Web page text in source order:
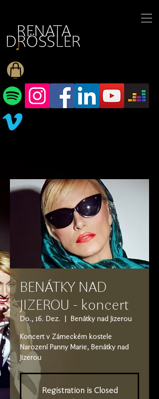
BENÁTKY NAD
JIZEROU - koncert
Do., 16. Dez. Benátky nad Jizerou
Koncert v Zámeckém kostele
Narození Panny Marie, Benátky nad
Jizerou
Registration is Closed